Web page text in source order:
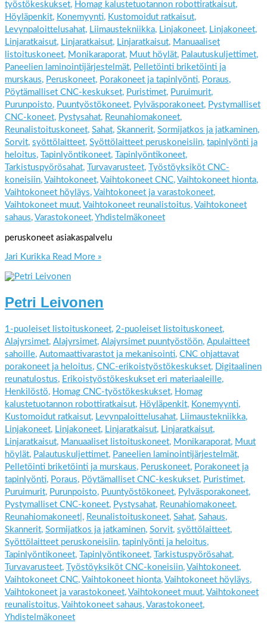
työstökeskukset, Homag kalustetuotannon robottiratkaisut,
Höyläpenkit, Konemyynti, Kustomoidut ratkaisut,
Levynpaloittelusahat, Liimaustekniikka, Linjakoneet, Linjakoneet,
Linjaratkaisut, Linjaratkaisut, Linjaratkaisut, Manuaaliset
listoituskoneet, Monikaraporat, Muut höylät, Palautuskuljettimet,
Paneelien laminointijärjestelmät, Pelletöinti briketöinti ja
murskaus, Peruskoneet, Porakoneet ja tapinlyönti, Poraus,
Pöytämalliset CNC-keskukset, Puristimet, Puruimurit,
Purunpoisto, Puuntyöstökoneet, Pylväsporakoneet, Pystymalliset
CNC-koneet, Pystysahat, Reunahiomakoneet,
Reunalistoituskoneet, Sahat, Skannerit, Sormijatkos ja jatkaminen,
Sorvit, syöttölaitteet, Syöttölaitteet peruskoneisiin, tapinlyönti ja
heloitus, Tapinlyöntikoneet, Tapinlyöntikoneet,
Tarkistuspyörösahat, Turvavarusteet,
Työstöyksiköt CNC-
koneisiin, Vaihtokoneet, Vaihtokoneet CNC, Vaihtokoneet hionta,
Vaihtokoneet höyläys, Vaihtokoneet ja varastokoneet,
Vaihtokoneet muut, Vaihtokoneet reunalistoitus, Vaihtokoneet
sahaus, Varastokoneet, Yhdistelmäkoneet
peruskoneet asiakaspalvelu
Jari Kurikka Read More »
Petri Leivonen
1-puoleiset listoituskoneet, 2-puoleiset listoituskoneet,
Alajyrsimet, Alajyrsimet, Alajyrsimet puuntyöstöön, Apulaitteet
sahoille, Automaattivarastot ja mekanisointi, CNC ohjattavat
porakoneet ja heloitus, CNC-erikoistyöstökeskukset, Digitaalinen
reunatulostus, Erikoistyöstökeskukset eri materiaaleille,
Henkilöstö, Homag CNC-työstökeskukset, Homag
kalustetuotannon robottiratkaisut, Höyläpenkit, Konemyynti,
Kustomoidut ratkaisut, Levynpaloittelusahat, Liimaustekniikka,
Linjakoneet, Linjakoneet, Linjaratkaisut, Linjaratkaisut,
Linjaratkaisut, Manuaaliset listoituskoneet, Monikaraporat, Muut
höylät, Palautuskuljettimet, Paneelien laminointijärjestelmät,
Pelletöinti briketöinti ja murskaus, Peruskoneet, Porakoneet ja
tapinlyönti, Poraus, Pöytämalliset CNC-keskukset, Puristimet,
Puruimurit, Purunpoisto, Puuntyöstökoneet, Pylväsporakoneet,
Pystymalliset CNC-koneet, Pystysahat, Reunahiomakoneet,
Reunahiomakoneet| , Reunalistoituskoneet, Sahat, Sahaus,
Skannerit, Sormijatkos ja jatkaminen, Sorvit, syöttölaitteet,
Syöttölaitteet peruskoneisiin, tapinlyönti ja heloitus,
Tapinlyöntikoneet, Tapinlyöntikoneet, Tarkistuspyörösahat,
Turvavarusteet, Työstöyksiköt CNC-koneisiin, Vaihtokoneet,
Vaihtokoneet CNC, Vaihtokoneet hionta, Vaihtokoneet höyläys,
Vaihtokoneet ja varastokoneet, Vaihtokoneet muut, Vaihtokoneet
reunalistoitus, Vaihtokoneet sahaus, Varastokoneet,
Yhdistelmäkoneet